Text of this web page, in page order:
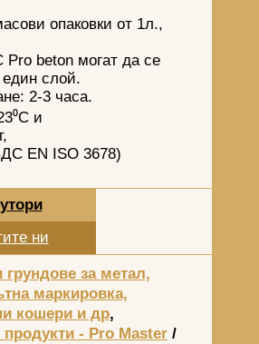
опаковки от 1л.,
Pro beton могат да се
един слой.
2-3 часа.
и
EN ISO 3678)
ни
грундове за метал,
маркировка,
кошери и др,
- Pro Master